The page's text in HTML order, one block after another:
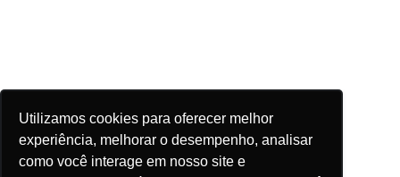
Utilizamos cookies para oferecer melhor
experiência, melhorar o desempenho, analisar
como você interage em nosso site e